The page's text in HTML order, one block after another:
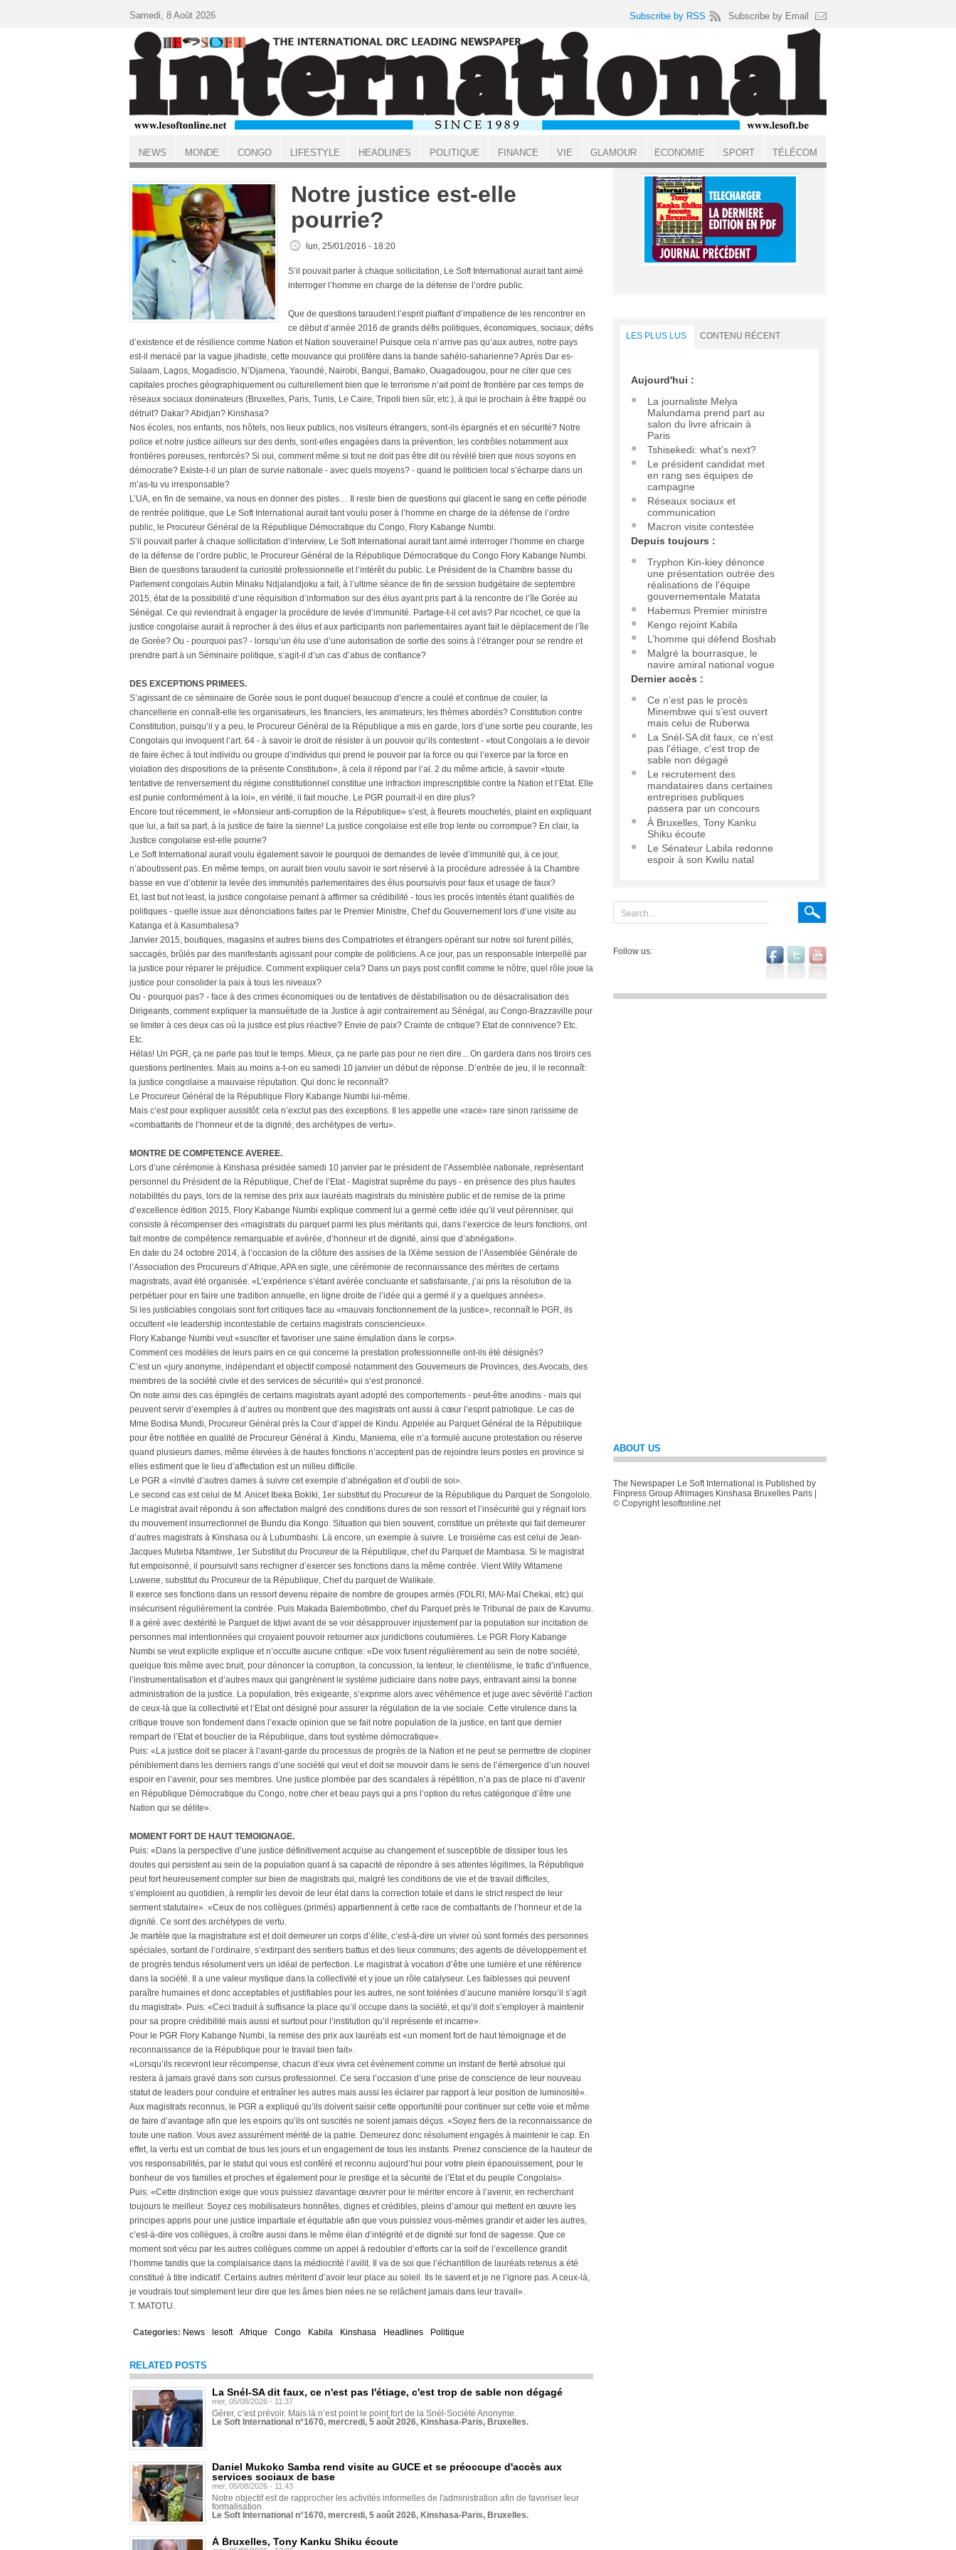
ACCUEIL
Notre justice est-elle
pourrie?
lun, 25/01/2016 - 18:20
S’il pouvait parler à chaque sollicitation, Le Soft International aurait tant aimé
interroger l’homme en charge de la défense de l’ordre public.
Que de questions taraudent l’esprit piaffant d’impatience de les rencontrer en
ce début d’année 2016 de grands défis politiques, économiques, sociaux; défis
d’existence et de résilience comme Nation et Nation souveraine! Puisque cela n’arrive pas qu’aux autres, notre pays
est-il menacé par la vague jihadiste, cette mouvance qui prolifère dans la bande sahélo-saharienne? Après Dar es-
Salaam, Lagos, Mogadiscio, N’Djamena, Yaoundé, Nairobi, Bangui, Bamako, Ouagadougou, pour ne citer que ces
capitales proches géographiquement ou culturellement bien que le terrorisme n’ait point de frontière par ces temps de
réseaux sociaux dominateurs (Bruxelles, Paris, Tunis, Le Caire, Tripoli bien sûr, etc.), à qui le prochain à être frappé ou
détruit? Dakar? Abidjan? Kinshasa?
Nos écoles, nos enfants, nos hôtels, nos lieux publics, nos visiteurs étrangers, sont-ils épargnés et en sécurité? Notre
police et notre justice ailleurs sur des dents, sont-elles engagées dans la prévention, les contrôles notamment aux
frontières poreuses, renforcés? Si oui, comment même si tout ne doit pas être dit ou révélé bien que nous soyons en
démocratie? Existe-t-il un plan de survie nationale - avec quels moyens? - quand le politicien local s’écharpe dans un
m’as-tu vu irresponsable?
L’UA, en fin de semaine, va nous en donner des pistes… Il reste bien de questions qui glacent le sang en cette période
de rentrée politique, que Le Soft International aurait tant voulu poser à l’homme en charge de la défense de l’ordre
public, le Procureur Général de la République Démocratique du Congo, Flory Kabange Numbi.
S’il pouvait parler à chaque sollicitation d’interview, Le Soft International aurait tant aimé interroger l’homme en charge
de la défense de l’ordre public, le Procureur Général de la République Démocratique du Congo Flory Kabange Numbi.
Bien de questions taraudent la curiosité professionnelle et l’intérêt du public. Le Président de la Chambre basse du
Parlement congolais Aubin Minaku Ndjalandjoku a fait, à l’ultime séance de fin de session budgétaire de septembre
2015, état de la possibilité d’une réquisition d’information sur des élus ayant pris part à la rencontre de l’île Gorée au
Sénégal. Ce qui reviendrait à engager la procédure de levée d’immunité. Partage-t-il cet avis? Par ricochet, ce que la
justice congolaise aurait à reprocher à des élus et aux participants non parlementaires ayant fait le déplacement de l’île
de Gorée? Ou - pourquoi pas? - lorsqu’un élu use d’une autorisation de sortie des soins à l’étranger pour se rendre et
prendre part à un Séminaire politique, s’agit-il d’un cas d’abus de confiance?
DES EXCEPTIONS PRIMEES.
S’agissant de ce séminaire de Gorée sous le pont duquel beaucoup d’encre a coulé et continue de couler, la
chancellerie en connaît-elle les organisateurs, les financiers, les animateurs, les thèmes abordés? Constitution contre
Constitution, puisqu’il y a peu, le Procureur Général de la République a mis en garde, lors d’une sortie peu courante, les
Congolais qui invoquent l’art. 64 - à savoir le droit de résister à un pouvoir qu’ils contestent - «tout Congolais a le devoir
de faire échec à tout individu ou groupe d’individus qui prend le pouvoir par la force ou qui l’exerce par la force en
violation des dispositions de la présente Constitution», à cela il répond par l’al. 2 du même article, à savoir «toute
tentative de renversement du régime constitutionnel constitue une infraction imprescriptible contre la Nation et l’Etat. Elle
est punie conformément à la loi», en vérité, il fait mouche. Le PGR pourrait-il en dire plus?
Encore tout récemment, le «Monsieur anti-corruption de la République» s’est, à fleurets mouchetés, plaint en expliquant
que lui, a fait sa part, à la justice de faire la sienne! La justice congolaise est elle trop lente ou corrompue? En clair, la
Justice congolaise est-elle pourrie?
Le Soft International aurait voulu également savoir le pourquoi de demandes de levée d’immunité qui, à ce jour,
n’aboutissent pas. En même temps, on aurait bien voulu savoir le sort réservé à la procédure adressée à la Chambre
basse en vue d’obtenir la levée des immunités parlementaires des élus poursuivis pour faux et usage de faux?
Et, last but not least, la justice congolaise peinant à affirmer sa crédibilité - tous les procès intentés étant qualifiés de
politiques - quelle issue aux dénonciations faites par le Premier Ministre, Chef du Gouvernement lors d’une visite au
Katanga et à Kasumbalesa?
Janvier 2015, boutiques, magasins et autres biens des Compatriotes et étrangers opérant sur notre sol furent pillés,
saccagés, brûlés par des manifestants agissant pour compte de politiciens. A ce jour, pas un responsable interpellé par
la justice pour réparer le préjudice. Comment expliquer cela? Dans un pays post conflit comme le nôtre, quel rôle joue la
justice pour consolider la paix à tous les niveaux?
Ou - pourquoi pas? - face à des crimes économiques ou de tentatives de déstabilisation ou de désacralisation des
Dirigeants, comment expliquer la mansuétude de la Justice à agir contrairement au Sénégal, au Congo-Brazzaville pour
se limiter à ces deux cas où la justice est plus réactive? Envie de paix? Crainte de critique? Etat de connivence? Etc.
Etc.
Hélas! Un PGR, ça ne parle pas tout le temps. Mieux, ça ne parle pas pour ne rien dire... On gardera dans nos tiroirs ces
questions pertinentes. Mais au moins a-t-on eu samedi 10 janvier un début de réponse. D’entrée de jeu, il le reconnaît:
la justice congolaise a mauvaise réputation. Qui donc le reconnaît?
Le Procureur Général de la République Flory Kabange Numbi lui-même.
Mais c’est pour expliquer aussitôt: cela n’exclut pas des exceptions. Il les appelle une «race» rare sinon rarissime de
«combattants de l’honneur et de la dignité; des archétypes de vertu».
MONTRE DE COMPETENCE AVEREE.
Lors d’une cérémonie à Kinshasa présidée samedi 10 janvier par le président de l’Assemblée nationale, représentant
personnel du Président de la République, Chef de l’Etat - Magistrat suprême du pays - en présence des plus hautes
notabilités du pays, lors de la remise des prix aux lauréats magistrats du ministère public et de remise de la prime
d’excellence édition 2015, Flory Kabange Numbi explique comment lui a germé cette idée qu’il veut pérenniser, qui
consiste à récompenser des «magistrats du parquet parmi les plus méritants qui, dans l’exercice de leurs fonctions, ont
fait montre de compétence remarquable et avérée, d’honneur et de dignité, ainsi que d’abnégation».
En date du 24 octobre 2014, à l’occasion de la clôture des assises de la IXème session de l’Assemblée Générale de
l’Association des Procureurs d’Afrique, APA en sigle, une cérémonie de reconnaissance des mérites de certains
magistrats, avait été organisée. «L’expérience s’étant avérée concluante et satisfaisante, j’ai pris la résolution de la
perpétuer pour en faire une tradition annuelle, en ligne droite de l’idée qui a germé il y a quelques années».
Si les justiciables congolais sont fort critiques face au «mauvais fonctionnement de la justice», reconnaît le PGR, ils
occultent «le leadership incontestable de certains magistrats consciencieux».
Flory Kabange Numbi veut «susciter et favoriser une saine émulation dans le corps».
Comment ces modèles de leurs pairs en ce qui concerne la prestation professionnelle ont-ils été désignés?
C’est un «jury anonyme, indépendant et objectif composé notamment des Gouverneurs de Provinces, des Avocats, des
membres de la société civile et des services de sécurité» qui s’est prononcé.
On note ainsi des cas épinglés de certains magistrats ayant adopté des comportements - peut-être anodins - mais qui
peuvent servir d’exemples à d’autres ou montrent que des magistrats ont aussi à cœur l’esprit patriotique. Le cas de
Mme Bodisa Mundi, Procureur Général près la Cour d’appel de Kindu. Appelée au Parquet Général de la République
pour être notifiée en qualité de Procureur Général à .Kindu, Maniema, elle n’a formulé aucune protestation ou réserve
quand plusieurs dames, même élevées à de hautes fonctions n’acceptent pas de rejoindre leurs postes en province si
elles estiment que le lieu d’affectation est un milieu difficile.
Le PGR a «invité d’autres dames à suivre cet exemple d’abnégation et d’oubli de soi».
Le second cas est celui de M. Anicet Ibeka Bokiki, 1er substitut du Procureur de la République du Parquet de Songololo.
Le magistrat avait répondu à son affectation malgré des conditions dures de son ressort et l’insécurité gui y régnait lors
du mouvement insurrectionnel de Bundu dia Kongo. Situation qui bien souvent, constitue un prétexte qui fait demeurer
d’autres magistrats à Kinshasa ou à Lubumbashi. Là encore, un exemple à suivre. Le troisième cas est celui de Jean-
Jacques Muteba Ntambwe, 1er Substitut du Procureur de la République, chef du Parquet de Mambasa. Si le magistrat
fut empoisonné, il poursuivit sans rechigner d’exercer ses fonctions dans la même contrée. Vient Willy Witamene
Luwene, substitut du Procureur de la République, Chef du parquet de Walikale.
Il exerce ses fonctions dans un ressort devenu répaire de nombre de groupes armés (FDLRI, MAï-Maï Chekai, etc) qui
insécurisent régulièrement la contrée. Puis Makada Balembotimbo, chef du Parquet près le Tribunal de paix de Kavumu.
Il a géré avec dextérité le Parquet de Idjwi avant de se voir désapprouver injustement par la population sur incitation de
personnes mal intentionnées qui croyaient pouvoir retourner aux juridictions coutumières. Le PGR Flory Kabange
Numbi se veut explicite explique et n’occulte aucune critique: «De voix fusent régulièrement au sein de notre société,
quelque fois même avec bruit, pour dénoncer la corruption, la concussion, la lenteur, le clientélisme, le trafic d’influence,
l’instrumentalisation et d’autres maux qui gangrènent le système judiciaire dans notre pays, entravant ainsi la bonne
administration de la justice. La population, très exigeante, s’exprime alors avec véhémence et juge avec sévérité l’action
de ceux-là que la collectivité et l’Etat ont désigné pour assurer la régulation de la vie sociale. Cette virulence dans la
critique trouve son fondement dans l’exacte opinion que se fait notre population de la justice, en tant que dernier
rempart de l’Etat et bouclier de la République, dans tout système démocratique».
Puis: «La justice doit se placer à l’avant-garde du processus de progrès de la Nation et ne peut se permettre de clopiner
péniblement dans les derniers rangs d’une société qui veut et doit se mouvoir dans le sens de l’émergence d’un nouvel
espoir en l’avenir, pour ses membres. Une justice plombée par des scandales à répétition, n’a pas de place ni d’avenir
en République Démocratique du Congo, notre cher et beau pays qui a pris l’option du refus catégorique d’être une
Nation qui se délite».
MOMENT FORT DE HAUT TEMOIGNAGE.
Puis: «Dans la perspective d’une justice définitivement acquise au changement et susceptible de dissiper tous les
doutes qui persistent au sein de la population quant à sa capacité de répondre à ses attentes légitimes, la République
peut fort heureusement compter sur bien de magistrats qui, malgré les conditions de vie et de travail difficiles,
s’emploient au quotidien, à remplir les devoir de leur état dans la correction totale et dans le strict respect de leur
serment statutaire». «Ceux de nos collègues (primés) appartiennent à cette race de combattants de l’honneur et de la
dignité. Ce sont des archétypes de vertu.
Je martèle que la magistrature est et doit demeurer un corps d’élite, c’est-à-dire un vivier où sont formés des personnes
spéciales, sortant de l’ordinaire, s’extirpant des sentiers battus et des lieux communs; des agents de développement et
de progrès tendus résolument vers un idéal de perfection. Le magistrat à vocation d’être une lumière et une référence
dans la société. Il a une valeur mystique dans la collectivité et y joue un rôle catalyseur. Les faiblesses qui peuvent
paraître humaines et donc acceptables et justifiables pour les autres, ne sont tolérées d’aucune manière lorsqu’il s’agit
du magistrat». Puis: «Ceci traduit à suffisance la place qu’il occupe dans la société, et qu’il doit s’employer à maintenir
pour sa propre crédibilité mais aussi et surtout pour l’institution qu’il représente et incarne».
Pour le PGR Flory Kabange Numbi, la remise des prix aux lauréats est «un moment fort de haut témoignage et de
reconnaissance de la République pour le travail bien fait».
«Lorsqu’ils recevront leur récompense, chacun d’eux vivra cet événement comme un instant de fierté absolue qui
restera à jamais gravé dans son cursus professionnel. Ce sera l’occasion d’une prise de conscience de leur nouveau
statut de leaders pour conduire et entraîner les autres mais aussi les éclairer par rapport à leur position de luminosité».
Aux magistrats reconnus, le PGR a expliqué qu’ils doivent saisir cette opportunité pour continuer sur cette voie et même
de faire d’avantage afin que les espoirs qu’ils ont suscités ne soient jamais déçus. «Soyez fiers de la reconnaissance de
toute une nation. Vous avez assurément mérité de la patrie. Demeurez donc résolument engagés à maintenir le cap. En
effet, la vertu est un combat de tous les jours et un engagement de tous les instants. Prenez conscience de la hauteur de
vos responsabilités, par le statut qui vous est conféré et reconnu aujourd’hui pour votre plein épanouissement, pour le
bonheur de vos familles et proches et également pour le prestige et la sécurité de l’Etat et du peuple Congolais».
Puis: «Cette distinction exige que vous puissiez davantage œuvrer pour le mériter encore à l’avenir, en recherchant
toujours le meilleur. Soyez ces mobilisateurs honnêtes, dignes et crédibles, pleins d’amour qui mettent en œuvre les
principes appris pour une justice impartiale et équitable afin que vous puissiez vous-mêmes grandir et aider les autres,
c’est-à-dire vos collègues, à croître aussi dans le même élan d’intégrité et de dignité sur fond de sagesse. Que ce
moment soit vécu par les autres collègues comme un appel à redoubler d’efforts car la soif de l’excellence grandit
l’homme tandis que la complaisance dans la médiocrité l’avilit. Il va de soi que l’échantillon de lauréats retenus a été
constitué à titre indicatif. Certains autres méritent d’avoir leur place au soleil. Ils le savent et je ne l’ignore pas. A ceux-là,
je voudrais tout simplement leur dire que les âmes bien nées ne se relâchent jamais dans leur travail».
T. MATOTU.
Categories: News lesoft Afrique Congo Kabila Kinshasa Headlines Politique
RELATED POSTS
La Snél-SA dit faux, ce n'est pas l'étiage, c'est trop de sable non dégagé
mer, 05/08/2026 - 11:37
Gérer, c’est prévoir. Mais là n’est point le point fort de la Snél-Société Anonyme.
Le Soft International n°1670, mercredi, 5 août 2026, Kinshasa-Paris, Bruxelles.
Daniel Mukoko Samba rend visite au GUCE et se préoccupe d'accès aux
services sociaux de base
mer, 05/08/2026 - 11:43
Notre objectif est de rapprocher les activités informelles de l'administration afin de favoriser leur
formalisation.
Le Soft International n°1670, mercredi, 5 août 2026, Kinshasa-Paris, Bruxelles.
À Bruxelles, Tony Kanku Shiku écoute
LES PLUS LUS CONTENU RÉCENT
Aujourd'hui :
La journaliste Melya
Malundama prend part au
salon du livre africain à
Paris
Tshisekedi: what’s next?
Le président candidat met
en rang ses équipes de
campagne
Réseaux sociaux et
communication
Macron visite contestée
Depuis toujours :
Tryphon Kin-kiey dénonce
une présentation outrée des
réalisations de l’équipe
gouvernementale Matata
Habemus Premier ministre
Kengo rejoint Kabila
L’homme qui défend Boshab
Malgré la bourrasque, le
navire amiral national vogue
Dernier accès :
Ce n’est pas le procès
Minembwe qui s’est ouvert
mais celui de Ruberwa
La Snél-SA dit faux, ce n'est
pas l'étiage, c'est trop de
sable non dégagé
Le recrutement des
mandataires dans certaines
entreprises publiques
passera par un concours
À Bruxelles, Tony Kanku
Shiku écoute
Le Sénateur Labila redonne
espoir à son Kwilu natal
Follow us:
ABOUT US
The Newspaper Le Soft International is Published by
Finpress Group Afrimages Kinshasa Bruxelles Paris |
© Copyright lesoftonline.net
Samedi, 8 Août 2026 Subscribe by RSS Subscribe by Email
NEWS MONDE CONGO LIFESTYLE HEADLINES POLITIQUE FINANCE VIE GLAMOUR ECONOMIE SPORT TÉLÉCOM